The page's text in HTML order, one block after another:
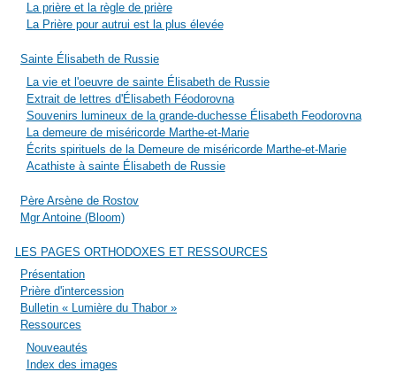
La prière et la règle de prière
La Prière pour autrui est la plus élevée
Sainte Élisabeth de Russie
La vie et l'oeuvre de sainte Élisabeth de Russie
Extrait de lettres d'Élisabeth Féodorovna
Souvenirs lumineux de la grande-duchesse Élisabeth Feodorovna
La demeure de miséricorde Marthe-et-Marie
Écrits spirituels de la Demeure de miséricorde Marthe-et-Marie
Acathiste à sainte Élisabeth de Russie
Père Arsène de Rostov
Mgr Antoine (Bloom)
LES PAGES ORTHODOXES ET RESSOURCES
Présentation
Prière d'intercession
Bulletin « Lumière du Thabor »
Ressources
Nouveautés
Index des images